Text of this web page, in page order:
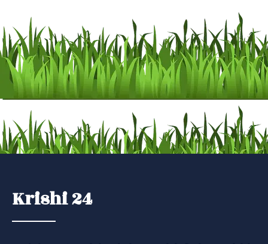
Krishi 24